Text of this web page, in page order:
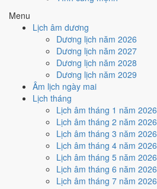
Menu
Lịch âm dương
Dương lịch năm 2026
Dương lịch năm 2027
Dương lịch năm 2028
Dương lịch năm 2029
Âm lịch ngày mai
Lịch tháng
Lịch âm tháng 1 năm 2026
Lịch âm tháng 2 năm 2026
Lịch âm tháng 3 năm 2026
Lịch âm tháng 4 năm 2026
Lịch âm tháng 5 năm 2026
Lịch âm tháng 6 năm 2026
Lịch âm tháng 7 năm 2026
Ký hợp đồng - giao ước hôm nay ở
Ngày Hoàng Đạo .
Cách tính ngày tốt
Động thổ - khởi công
Tốt
Động thổ - khởi công hôm nay ở
Hoàng Đạo.
Cách tính ngày tốt
Nhập trạch - vào nhà mới
Tốt
Nhập trạch - vào nhà mới hôm nay ở
Ngày Hoàng Đạo.
Cách tính ngày tốt